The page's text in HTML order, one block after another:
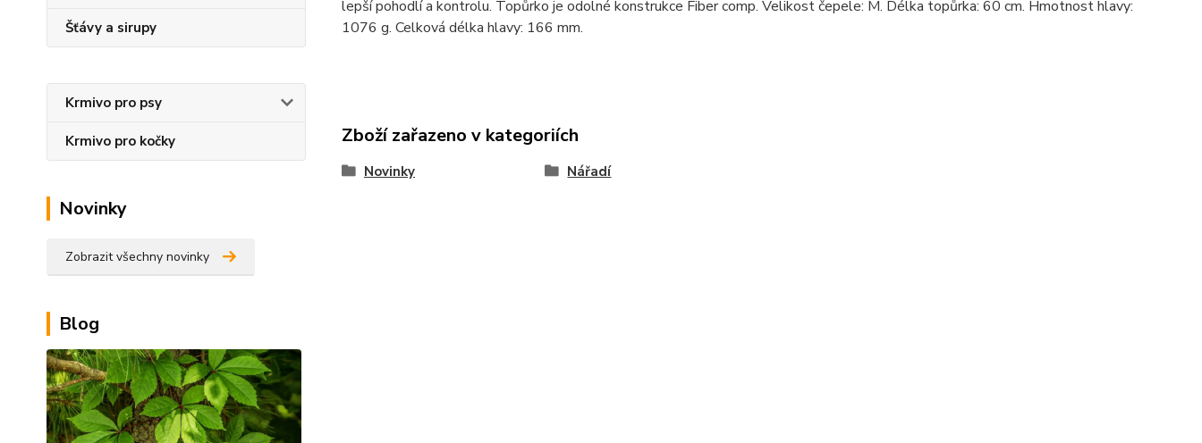
Šťávy a sirupy
Krmivo pro psy
Krmivo pro kočky
Novinky
Zobrazit všechny novinky
Blog
lepší pohodlí a kontrolu. Topůrko je odolné konstrukce Fiber comp. Velikost čepele: M. Délka topůrka: 60 cm. Hmotnost hlavy:
1076 g. Celková délka hlavy: 166 mm.
Zboží zařazeno v kategoriích
Novinky Nářadí